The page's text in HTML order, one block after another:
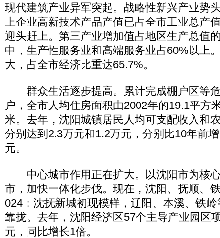
现代建筑产业异军突起。战略性新兴产业势
上企业高新技术产品产值已占全市工业总产
迎头赶上。第三产业增加值占地区生产总值
中，生产性服务业和高端服务业占60%以上
大，占全市经济比重达65.7%。
群众生活逐步提高。累计完成棚户区等
户，全市人均住房面积由2002年的19.1平方
米。去年，沈阳城镇居民人均可支配收入和
分别达到2.3万元和1.2万元，分别比10年前
元。
中心城市作用正在扩大。以沈阳市为核
市，加快一体化步伐。现在，沈阳、抚顺、
024；沈抚新城初现模样，辽阳、本溪、铁
靠拢。去年，沈阳经济区57个主导产业园区
元，同比增长1倍。